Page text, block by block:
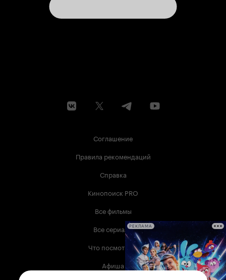
Соглашение
Правила рекомендаций
Справка
Кинопоиск PRO
Все фильмы
Все сериалы
Что посмотреть
Афиша
РЕКЛАМА